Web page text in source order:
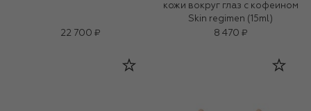
22 700 ₽
кожи вокруг глаз с кофеином
Skin regimen (15ml)
8 470 ₽